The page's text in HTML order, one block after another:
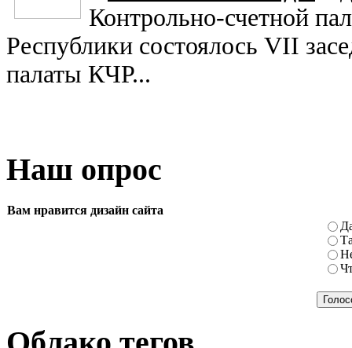
Контрольно-счетной
Республики состоялось VII
палаты КЧР...
Наш опрос
Вам нравится дизайн сайта